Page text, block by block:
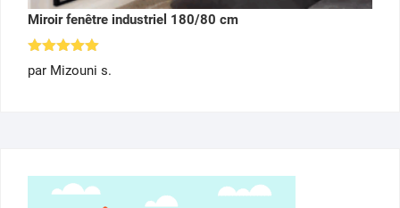
Miroir fenêtre industriel 180/80 cm
Note5
sur 5
par Mizouni s.